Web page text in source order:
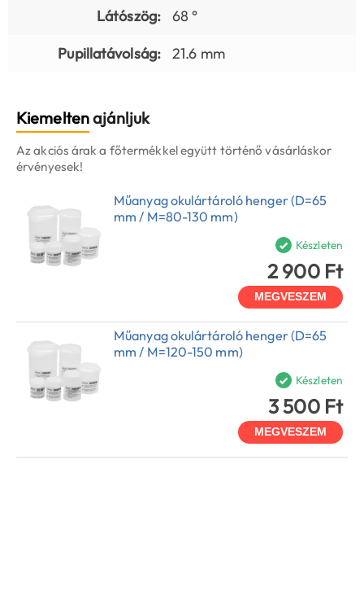
Látószög:
68 °
Pupillatávolság:
21.6 mm
Kiemeltenajánljuk
Az akciós árak a főtermékkel együtt történő vásárláskor
érvényesek!
Műanyag okulártároló henger (D=65
mm / M=80-130 mm)
Készleten
2 900 Ft
MEGVESZEM
Műanyag okulártároló henger (D=65
mm / M=120-150 mm)
Készleten
3 500 Ft
MEGVESZEM